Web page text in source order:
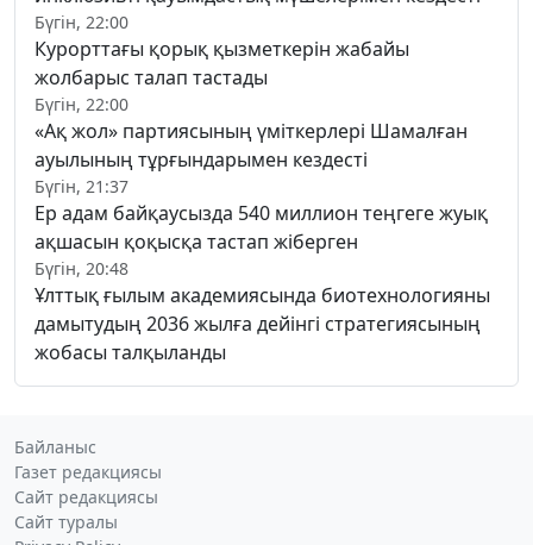
Бүгін, 22:00
Курорттағы қорық қызметкерін жабайы
жолбарыс талап тастады
Бүгін, 22:00
«Ақ жол» партиясының үміткерлері Шамалған
ауылының тұрғындарымен кездесті
Бүгін, 21:37
Ер адам байқаусызда 540 миллион теңгеге жуық
ақшасын қоқысқа тастап жіберген
Бүгін, 20:48
Ұлттық ғылым академиясында биотехнологияны
дамытудың 2036 жылға дейінгі стратегиясының
жобасы талқыланды
Байланыс
Газет редакциясы
Сайт редакциясы
Сайт туралы